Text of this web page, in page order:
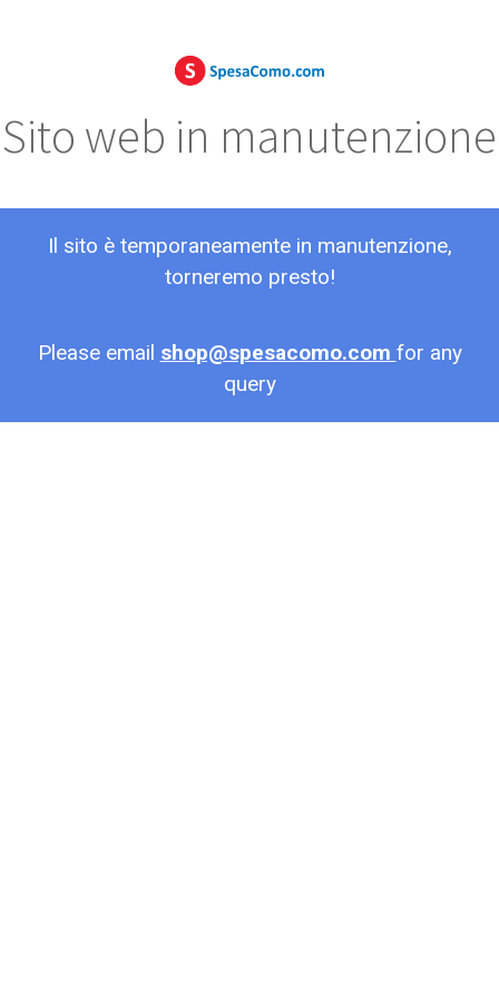
Sito web in manutenzione
Il sito è temporaneamente in manutenzione,
torneremo presto!
Please email shop@spesacomo.com for any
query